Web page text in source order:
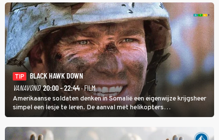
TIP
BLACK HAWK DOWN
VANAVOND 20:00 - 22:44· FILM
Amerikaanse soldaten denken in Somalië een eigenwijze krijgsheer
simpel een lesje te leren. De aanval met helikopters
verloopt in Black Hawk down dramatisch.